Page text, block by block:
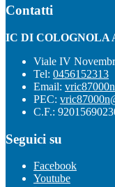
Contatti
IC DI COLOGNOLA
Viale IV
Tel: 0456152313
Email:
PEC:
C.F.:
Seguici su
Facebook
Youtube